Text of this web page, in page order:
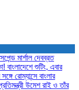
মার্শাল দেবব্রত
বাংলাদেশে শুটিং, এবার
রোম্যান্সে বাংলার
উমেশ রাই ও তাঁর